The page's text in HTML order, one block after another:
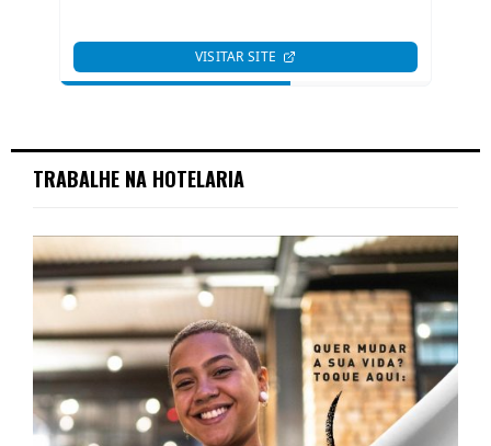
TRABALHE NA HOTELARIA